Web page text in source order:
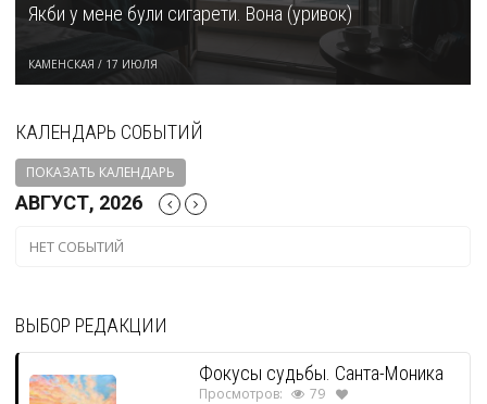
Якби у мене були сигарети. Вона (уривок)
КАМЕНСКАЯ / 17 ИЮЛЯ
КАЛЕНДАРЬ СОБЫТИЙ
ПОКАЗАТЬ КАЛЕНДАРЬ
АВГУСТ, 2026
НЕТ СОБЫТИЙ
ВЫБОР РЕДАКЦИИ
Фокусы судьбы. Санта-Моника
Просмотров: 79